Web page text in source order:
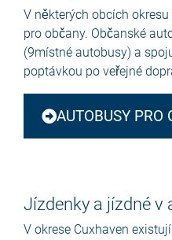
V některých obcích
pro občany. Občanské
(9místné autobusy) a
poptávkou po veřejné
AUTOBUSY PRO
Jízdenky a jízdné v
V okrese Cuxhaven